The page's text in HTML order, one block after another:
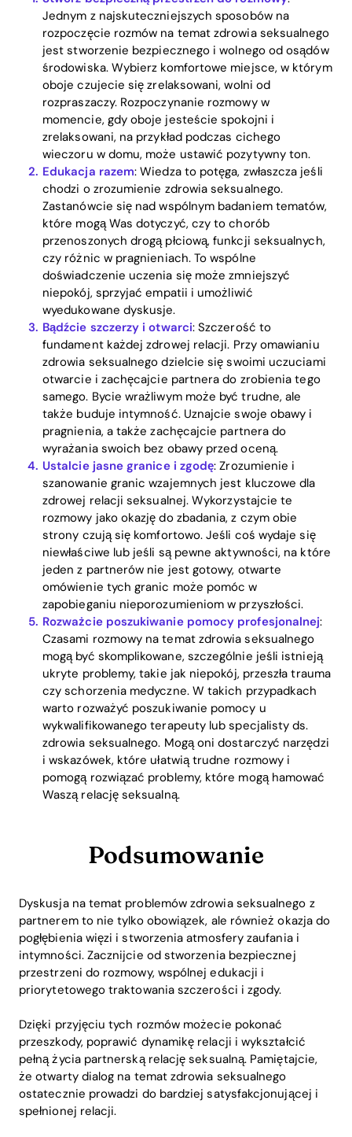
Home
Blog
Download
Jednym z najskuteczniejszych sposobów na
rozpoczęcie rozmów na temat zdrowia seksualnego
jest stworzenie bezpiecznego i wolnego od osądów
środowiska. Wybierz komfortowe miejsce, w którym
oboje czujecie się zrelaksowani, wolni od
rozpraszaczy. Rozpoczynanie rozmowy w
momencie, gdy oboje jesteście spokojni i
zrelaksowani, na przykład podczas cichego
wieczoru w domu, może ustawić pozytywny ton.
Edukacja razem: Wiedza to potęga, zwłaszcza jeśli
chodzi o zrozumienie zdrowia seksualnego.
Zastanówcie się nad wspólnym badaniem tematów,
które mogą Was dotyczyć, czy to chorób
przenoszonych drogą płciową, funkcji seksualnych,
czy różnic w pragnieniach. To wspólne
doświadczenie uczenia się może zmniejszyć
niepokój, sprzyjać empatii i umożliwić
wyedukowane dyskusje.
Bądźcie szczerzy i otwarci: Szczerość to
fundament każdej zdrowej relacji. Przy omawianiu
zdrowia seksualnego dzielcie się swoimi uczuciami
otwarcie i zachęcajcie partnera do zrobienia tego
samego. Bycie wrażliwym może być trudne, ale
także buduje intymność. Uznajcie swoje obawy i
pragnienia, a także zachęcajcie partnera do
wyrażania swoich bez obawy przed oceną.
Ustalcie jasne granice i zgodę: Zrozumienie i
szanowanie granic wzajemnych jest kluczowe dla
zdrowej relacji seksualnej. Wykorzystajcie te
rozmowy jako okazję do zbadania, z czym obie
strony czują się komfortowo. Jeśli coś wydaje się
niewłaściwe lub jeśli są pewne aktywności, na które
jeden z partnerów nie jest gotowy, otwarte
omówienie tych granic może pomóc w
zapobieganiu nieporozumieniom w przyszłości.
Rozważcie poszukiwanie pomocy profesjonalnej:
Czasami rozmowy na temat zdrowia seksualnego
mogą być skomplikowane, szczególnie jeśli istnieją
ukryte problemy, takie jak niepokój, przeszła trauma
czy schorzenia medyczne. W takich przypadkach
warto rozważyć poszukiwanie pomocy u
wykwalifikowanego terapeuty lub specjalisty ds.
zdrowia seksualnego. Mogą oni dostarczyć narzędzi
i wskazówek, które ułatwią trudne rozmowy i
pomogą rozwiązać problemy, które mogą hamować
Waszą relację seksualną.
Podsumowanie
Dyskusja na temat problemów zdrowia seksualnego z
partnerem to nie tylko obowiązek, ale również okazja do
pogłębienia więzi i stworzenia atmosfery zaufania i
intymności. Zacznijcie od stworzenia bezpiecznej
przestrzeni do rozmowy, wspólnej edukacji i
priorytetowego traktowania szczerości i zgody.
Dzięki przyjęciu tych rozmów możecie pokonać
przeszkody, poprawić dynamikę relacji i wykształcić
pełną życia partnerską relację seksualną. Pamiętajcie,
że otwarty dialog na temat zdrowia seksualnego
ostatecznie prowadzi do bardziej satysfakcjonującej i
spełnionej relacji.